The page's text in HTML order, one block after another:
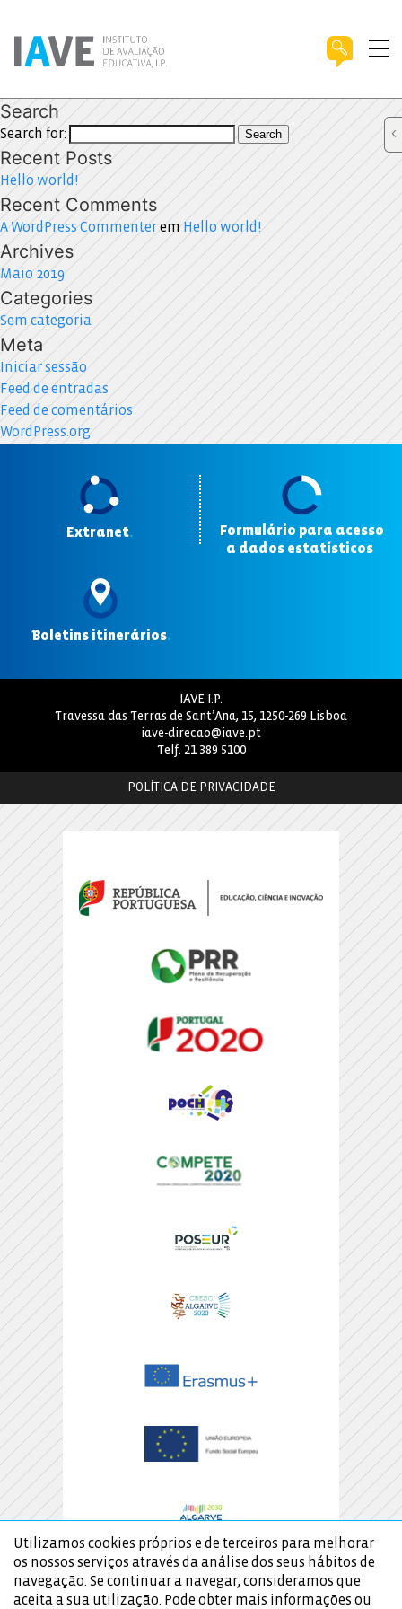
Search
Search for: Search
Recent Posts
Hello world!
Recent Comments
A WordPress Commenterem Hello world!
Archives
Maio 2019
Categories
Sem categoria
Meta
Iniciar sessão
Feed de entradas
Feed de comentários
WordPress.org
Extranet.
Formulário para acesso
a dados estatísticos
Boletins itinerários.
IAVE I.P.
Travessa das Terras de Sant’Ana, 15, 1250-269 Lisboa
iave-direcao@iave.pt
Telf. 21 389 5100
POLÍTICA DE PRIVACIDADE
Utilizamos cookies próprios e de terceiros para melhorar
os nossos serviços através da análise dos seus hábitos de
navegação. Se continuar a navegar, consideramos que
aceita a sua utilização. Pode obter mais informações ou